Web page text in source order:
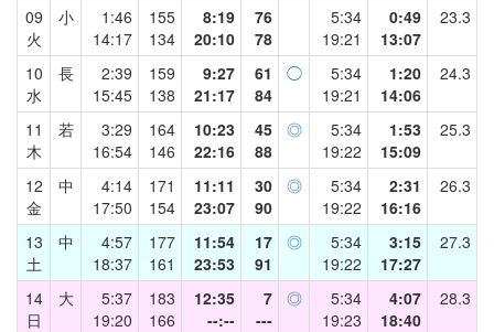
09
火
小
1:46
14:17
155
134
8:19
20:10
76
78
5:34
19:21
0:49
13:07
23.3
10
水
長
2:39
15:45
159
138
9:27
21:17
61
84
◯
5:34
19:21
1:20
14:06
24.3
11
木
若
3:29
16:54
164
146
10:23
22:16
45
88
◎
5:34
19:22
1:53
15:09
25.3
12
金
中
4:14
17:50
171
154
11:11
23:07
30
90
◎
5:34
19:22
2:31
16:16
26.3
13
土
中
4:57
18:37
177
161
11:54
23:53
17
91
◎
5:34
19:22
3:15
17:27
27.3
14
日
大
5:37
19:20
183
166
12:35
--:--
7
---
◎
5:34
19:23
4:07
18:40
28.3